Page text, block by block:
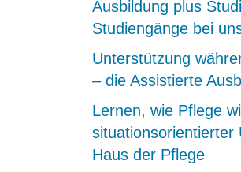
Ausbildung plus
Studiengänge bei
Unterstützung
– die Assistierte
Lernen, wie Pflege
situationsorientierter
Haus der Pflege